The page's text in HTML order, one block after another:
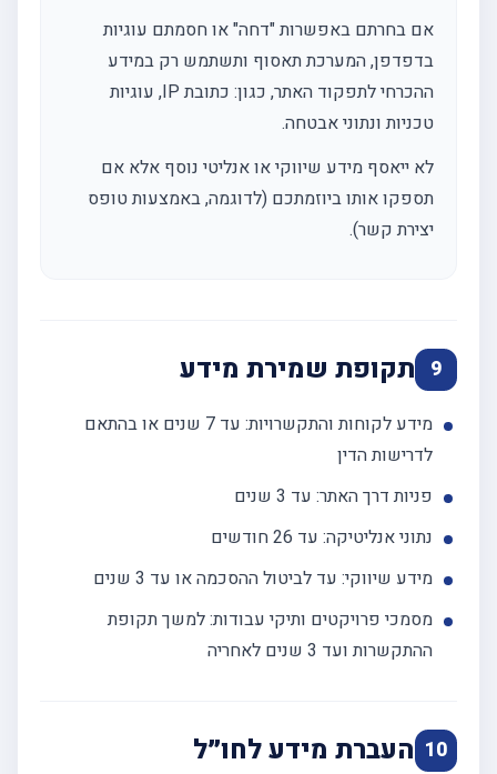
אם בחרתם באפשרות "דחה" או חסמתם עוגיות
בדפדפן, המערכת תאסוף ותשתמש רק במידע
ההכרחי לתפקוד האתר, כגון: כתובת IP, עוגיות
טכניות ונתוני אבטחה.
לא ייאסף מידע שיווקי או אנליטי נוסף אלא אם
תספקו אותו ביוזמתכם (לדוגמה, באמצעות טופס
יצירת קשר).
9 תקופת שמירת מידע
מידע לקוחות והתקשרויות: עד 7 שנים או בהתאם
לדרישות הדין
פניות דרך האתר: עד 3 שנים
נתוני אנליטיקה: עד 26 חודשים
מידע שיווקי: עד לביטול ההסכמה או עד 3 שנים
מסמכי פרויקטים ותיקי עבודות: למשך תקופת
ההתקשרות ועד 3 שנים לאחריה
10 העברת מידע לחו״ל